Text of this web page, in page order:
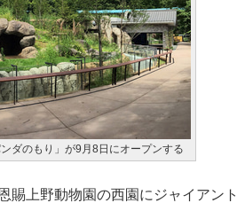
ダのもり」が9月8日にオープンする
上野動物園の西園にジャイアント